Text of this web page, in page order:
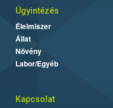
Ügyintézés
Élelmiszer
Állat
Növény
Labor/Egyéb
Kapcsolat